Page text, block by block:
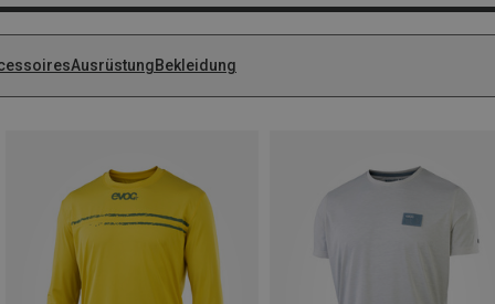
AusrüstungBekleidung